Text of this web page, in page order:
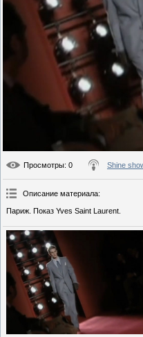
Просмотры: 0 Shine
Описание материала:
Париж. Показ Yves Saint Laurent.